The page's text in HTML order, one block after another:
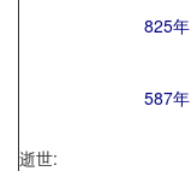
825年
587年
逝世: